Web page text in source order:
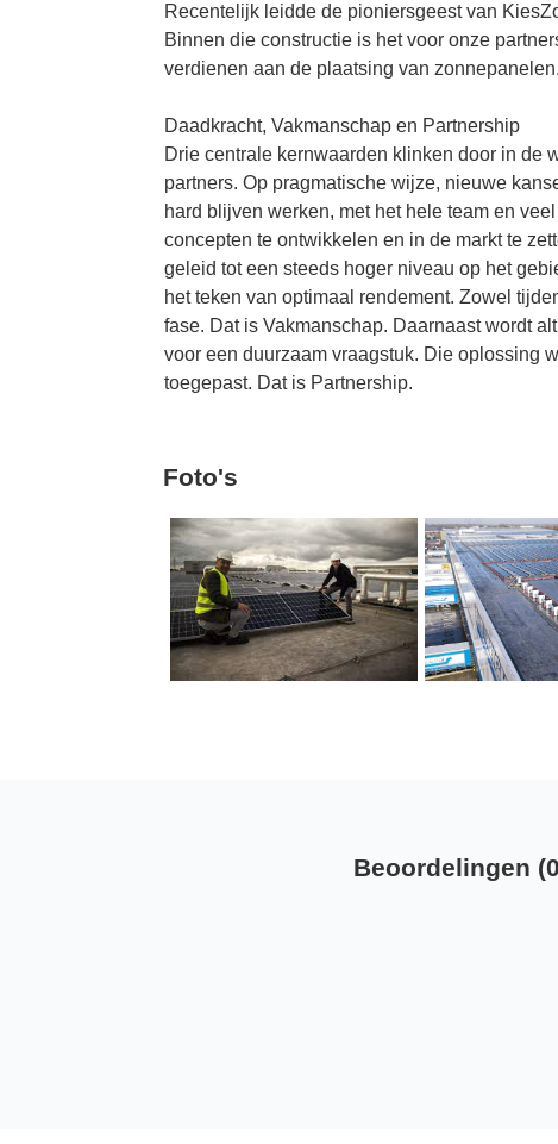
Recentelijk leidde de pioniersgeest van
Binnen die constructie is het voor onze
verdienen aan de plaatsing van zonnepanelen.
Daadkracht, Vakmanschap en Partnership
Drie centrale kernwaarden klinken door in de
partners. Op pragmatische wijze, nieuwe
hard blijven werken, met het hele team en
concepten te ontwikkelen en in de markt te
geleid tot een steeds hoger niveau op het
het teken van optimaal rendement. Zowel
fase. Dat is Vakmanschap. Daarnaast wordt
voor een duurzaam vraagstuk. Die oplossing
toegepast. Dat is Partnership.
Foto's
Beoordelingen